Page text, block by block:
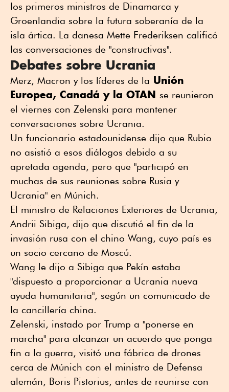
los primeros ministros de Dinamarca y
Groenlandia sobre la futura soberanía de la
isla ártica. La danesa Mette Frederiksen calificó
las conversaciones de "constructivas".
Debates sobre Ucrania
Merz, Macron y los líderes de la Unión
Europea, Canadá y la OTAN se reunieron
el viernes con Zelenski para mantener
conversaciones sobre Ucrania.
Un funcionario estadounidense dijo que Rubio
no asistió a esos diálogos debido a su
apretada agenda, pero que "participó en
muchas de sus reuniones sobre Rusia y
Ucrania" en Múnich.
El ministro de Relaciones Exteriores de Ucrania,
Andrii Sibiga, dijo que discutió el fin de la
invasión rusa con el chino Wang, cuyo país es
un socio cercano de Moscú.
Wang le dijo a Sibiga que Pekín estaba
"dispuesto a proporcionar a Ucrania nueva
ayuda humanitaria", según un comunicado de
la cancillería china.
Zelenski, instado por Trump a "ponerse en
marcha" para alcanzar un acuerdo que ponga
fin a la guerra, visitó una fábrica de drones
cerca de Múnich con el ministro de Defensa
alemán, Boris Pistorius, antes de reunirse con